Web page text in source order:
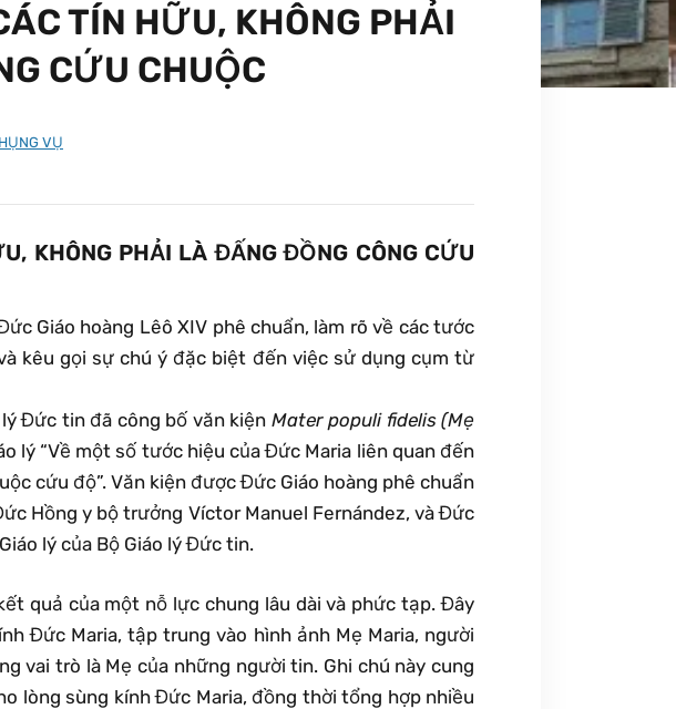
TÍN HỮU, KHÔNG PHẢI
CỨU CHUỘC
VỤ
KHÔNG PHẢI LÀ ĐẤNG ĐỒNG CÔNG CỨU
Giáo hoàng Lêô XIV phê chuẩn, làm rõ về các tước
kêu gọi sự chú ý đặc biệt đến việc sử dụng cụm từ
Đức tin đã công bố văn kiện Mater populi fidelis (Mẹ
lý “Về một số tước hiệu của Đức Maria liên quan đến
cứu độ”. Văn kiện được Đức Giáo hoàng phê chuẩn
Hồng y bộ trưởng Víctor Manuel Fernández, và Đức
lý của Bộ Giáo lý Đức tin.
quả của một nỗ lực chung lâu dài và phức tạp. Đây
Đức Maria, tập trung vào hình ảnh Mẹ Maria, người
vai trò là Mẹ của những người tin. Ghi chú này cung
lòng sùng kính Đức Maria, đồng thời tổng hợp nhiều